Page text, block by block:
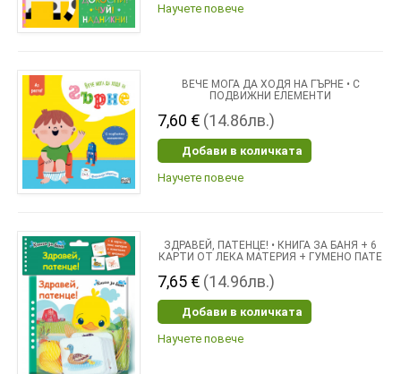
Научете повече
ВЕЧЕ МОГА ДА ХОДЯ НА ГЪРНЕ • С
ПОДВИЖНИ ЕЛЕМЕНТИ
7,60 € (14.86лв.)
Добави в количката
Научете повече
ЗДРАВЕЙ, ПАТЕНЦЕ! • КНИГА ЗА БАНЯ + 6
КАРТИ ОТ ЛЕКА МАТЕРИЯ + ГУМЕНО ПАТЕ
7,65 € (14.96лв.)
Добави в количката
Научете повече